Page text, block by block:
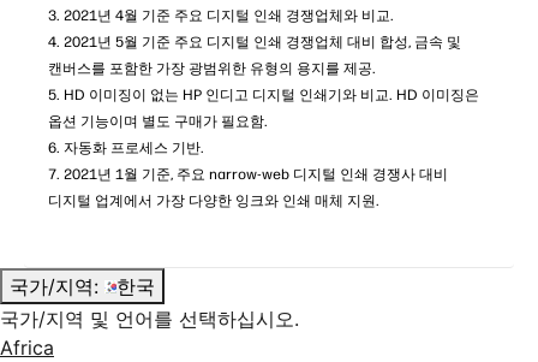
3. 2021년 4월 기준 주요 디지털 인쇄 경쟁업체와 비교.
4. 2021년 5월 기준 주요 디지털 인쇄 경쟁업체 대비 합성, 금속 및
캔버스를 포함한 가장 광범위한 유형의 용지를 제공.
5. HD 이미징이 없는 HP 인디고 디지털 인쇄기와 비교. HD 이미징은
옵션 기능이며 별도 구매가 필요함.
6. 자동화 프로세스 기반.
7. 2021년 1월 기준, 주요 narrow-web 디지털 인쇄 경쟁사 대비
디지털 업계에서 가장 다양한 잉크와 인쇄 매체 지원.
국가/지역:
한국
국가/지역 및 언어를 선택하십시오.
Africa